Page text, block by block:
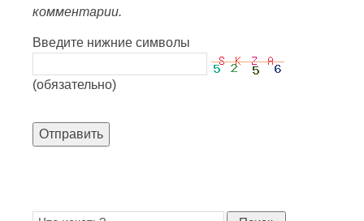
комментарии.
Введите нижние символы
(обязательно)
Отправить